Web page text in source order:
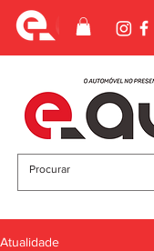
Atualidade